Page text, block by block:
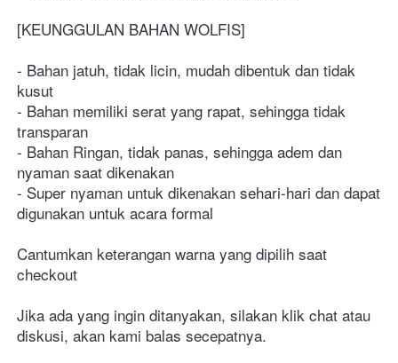
[KEUNGGULAN BAHAN WOLFIS]
- Bahan jatuh, tidak licin, mudah dibentuk dan tidak
kusut
- Bahan memiliki serat yang rapat, sehingga tidak
transparan
- Bahan Ringan, tidak panas, sehingga adem dan
nyaman saat dikenakan
- Super nyaman untuk dikenakan sehari-hari dan dapat
digunakan untuk acara formal
Cantumkan keterangan warna yang dipilih saat
checkout
Jika ada yang ingin ditanyakan, silakan klik chat atau
diskusi, akan kami balas secepatnya.